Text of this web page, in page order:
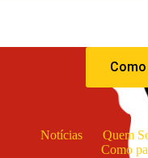
Notícias Quem
Como